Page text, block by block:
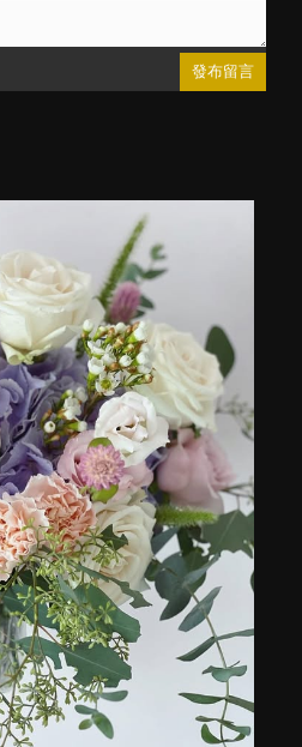
發布留言